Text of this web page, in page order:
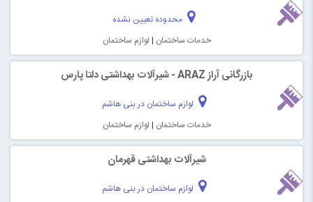
محدوده تعیین نشده
خدمات ساختمان|لوازم ساختمان
بازرگانی آراز ARAZ - شیرآلات بهداشتی دلتا پارس
لوازم ساختمان در بنی هاشم
خدمات ساختمان|لوازم ساختمان
شیرآلات بهداشتی قهرمان
لوازم ساختمان در بنی هاشم